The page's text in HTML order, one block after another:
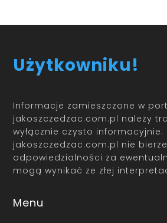
Użytkowniku!
Informacje zamieszczone w
jakoszczedzac.com.pl należy
wyłącznie czysto informacyjnie.
jakoszczedzac.com.pl nie bierze
odpowiedzialności za
mogą wynikać ze złej
Menu